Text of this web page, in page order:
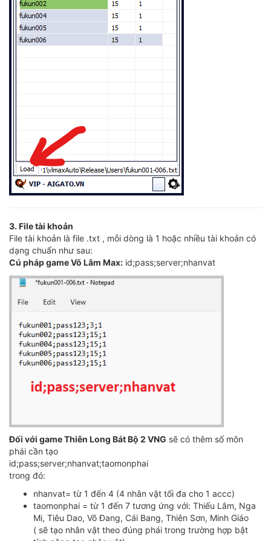
3. File tài khoản
File tài khoản là file .txt , mỗi dòng là 1 hoặc nhiều tài khoản có
dạng chuẩn như sau:
Cú pháp game Võ Lâm Max: id;pass;server;nhanvat
Đối với game Thiên Long Bát Bộ 2 VNG sẽ có thêm số môn
phái cần tạo
id;pass;server;nhanvat;taomonphai
trong đó:
nhanvat= từ 1 đến 4 (4 nhân vật tối đa cho 1 accc)
taomonphai = từ 1 đến 7 tương ứng với: Thiếu Lâm, Nga
Mi, Tiêu Dao, Võ Đang, Cái Bang, Thiên Sơn, Minh Giáo
( sẽ tạo nhân vật theo đúng phái trong trường hợp bật